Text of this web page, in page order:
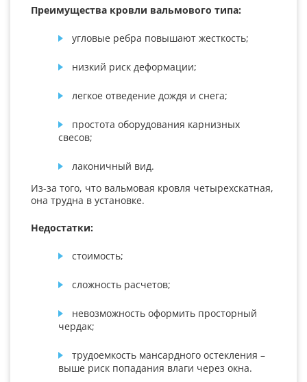
Преимущества кровли вальмового типа:
угловые ребра повышают жесткость;
низкий риск деформации;
легкое отведение дождя и снега;
простота оборудования карнизных
свесов;
лаконичный вид.
Из-за того, что вальмовая кровля четырехскатная,
она трудна в установке.
Недостатки:
стоимость;
сложность расчетов;
невозможность оформить просторный
чердак;
трудоемкость мансардного остекления –
выше риск попадания влаги через окна.